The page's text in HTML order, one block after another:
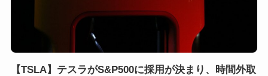
【TSLA】テスラがS&P500に採用が決まり、時間外取